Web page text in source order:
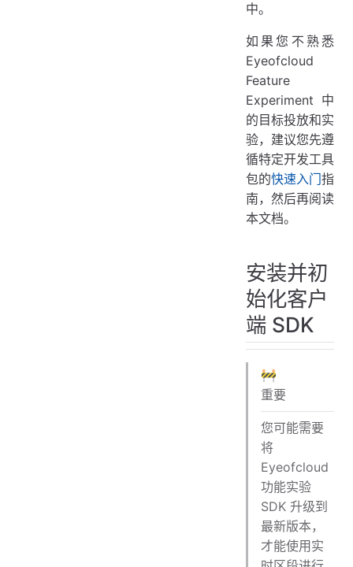
中。
如果您不熟悉
Eyeofcloud
Feature
Experiment 中
的目标投放和实
验，建议您先遵
循特定开发工具
包的快速入门指
南，然后再阅读
本文档。
安装并初
始化客户
端 SDK
🚧
重要
您可能需要
将
Eyeofcloud
功能实验
SDK 升级到
最新版本，
才能使用实